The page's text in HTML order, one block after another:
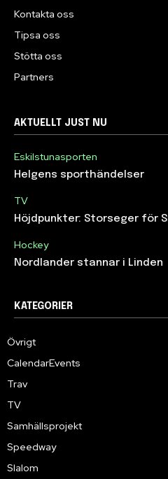
Kontakta oss
Tipsa oss
Stötta oss
Partners
AKTUELLT JUST NU
Eskilstunasporten
Helgens sporthändelser
TV
Höjdpunkter: Storseger för
Hockey
Nordlander stannar i Linden
KATEGORIER
Övrigt
CalendarEvents
Trav
TV
Samhällsprojekt
Speedway
Slalom